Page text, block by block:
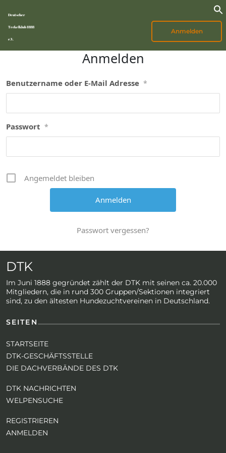
Deutscher
Teckelklub 1888
e.V.
Anmelden
Anmelden
Benutzername oder E-Mail Adresse *
Passwort *
Angemeldet bleiben
Passwort vergessen?
DTK
Im Juni 1888 gegründet zählt der DTK mit seinen ca. 20.000
Mitgliedern, die in rund 300 Gruppen/Sektionen integriert
sind, zu den ältesten Hundezuchtvereinen in Deutschland.
SEITEN
STARTSEITE
DTK-GESCHÄFTSSTELLE
DIE DACHVERBÄNDE DES DTK
DTK NACHRICHTEN
WELPENSUCHE
REGISTRIEREN
ANMELDEN